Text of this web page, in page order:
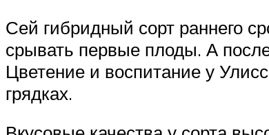
Сей гибридный сорт раннего
срывать первые плоды. А
Цветение и воспитание у
грядках.